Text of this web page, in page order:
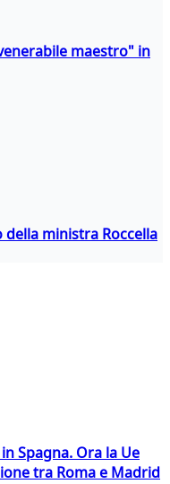
maestro" in
ministra Roccella
Spagna. Ora la Ue
tra Roma e Madrid